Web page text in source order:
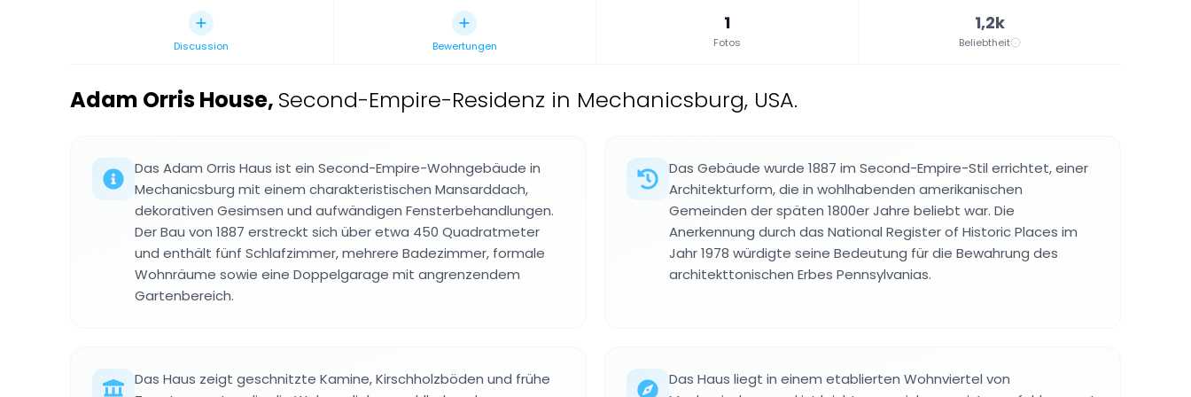
Discussion Bewertungen
1
Fotos
1,2k
Beliebtheit
Adam Orris House, Second-Empire-Residenz in Mechanicsburg, USA.
Das Adam Orris Haus ist ein Second-Empire-Wohngebäude in
Mechanicsburg mit einem charakteristischen Mansarddach,
dekorativen Gesimsen und aufwändigen Fensterbehandlungen.
Der Bau von 1887 erstreckt sich über etwa 450 Quadratmeter
und enthält fünf Schlafzimmer, mehrere Badezimmer, formale
Wohnräume sowie eine Doppelgarage mit angrenzendem
Gartenbereich.
Das Gebäude wurde 1887 im Second-Empire-Stil errichtet, einer
Architekturform, die in wohlhabenden amerikanischen
Gemeinden der späten 1800er Jahre beliebt war. Die
Anerkennung durch das National Register of Historic Places im
Jahr 1978 würdigte seine Bedeutung für die Bewahrung des
architekttonischen Erbes Pennsylvanias.
Das Haus zeigt geschnitzte Kamine, Kirschholzböden und frühe
Das Haus liegt in einem etablierten Wohnviertel von